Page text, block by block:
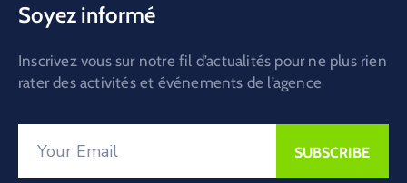
Soyez informé
Inscrivez vous sur notre fil d’actualités pour ne plus rien
rater des activités et événements de l’agence